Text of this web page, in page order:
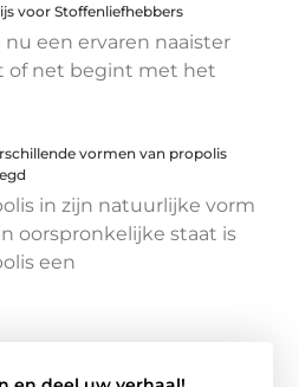
voor Stoffenliefhebbers
nu een ervaren naaister
of net begint met het
vormen van propolis
in zijn natuurlijke vorm
oorspronkelijke staat is
een